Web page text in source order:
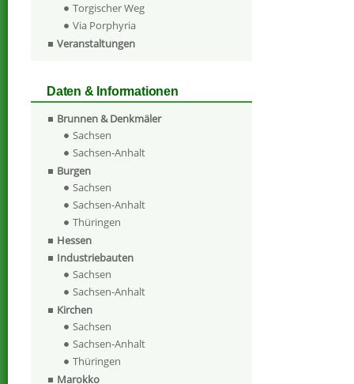
Torgischer Weg
Via Porphyria
Veranstaltungen
Daten & Informationen
Brunnen & Denkmäler
Sachsen
Sachsen-Anhalt
Burgen
Sachsen
Sachsen-Anhalt
Thüringen
Hessen
Industriebauten
Sachsen
Sachsen-Anhalt
Kirchen
Sachsen
Sachsen-Anhalt
Thüringen
Marokko